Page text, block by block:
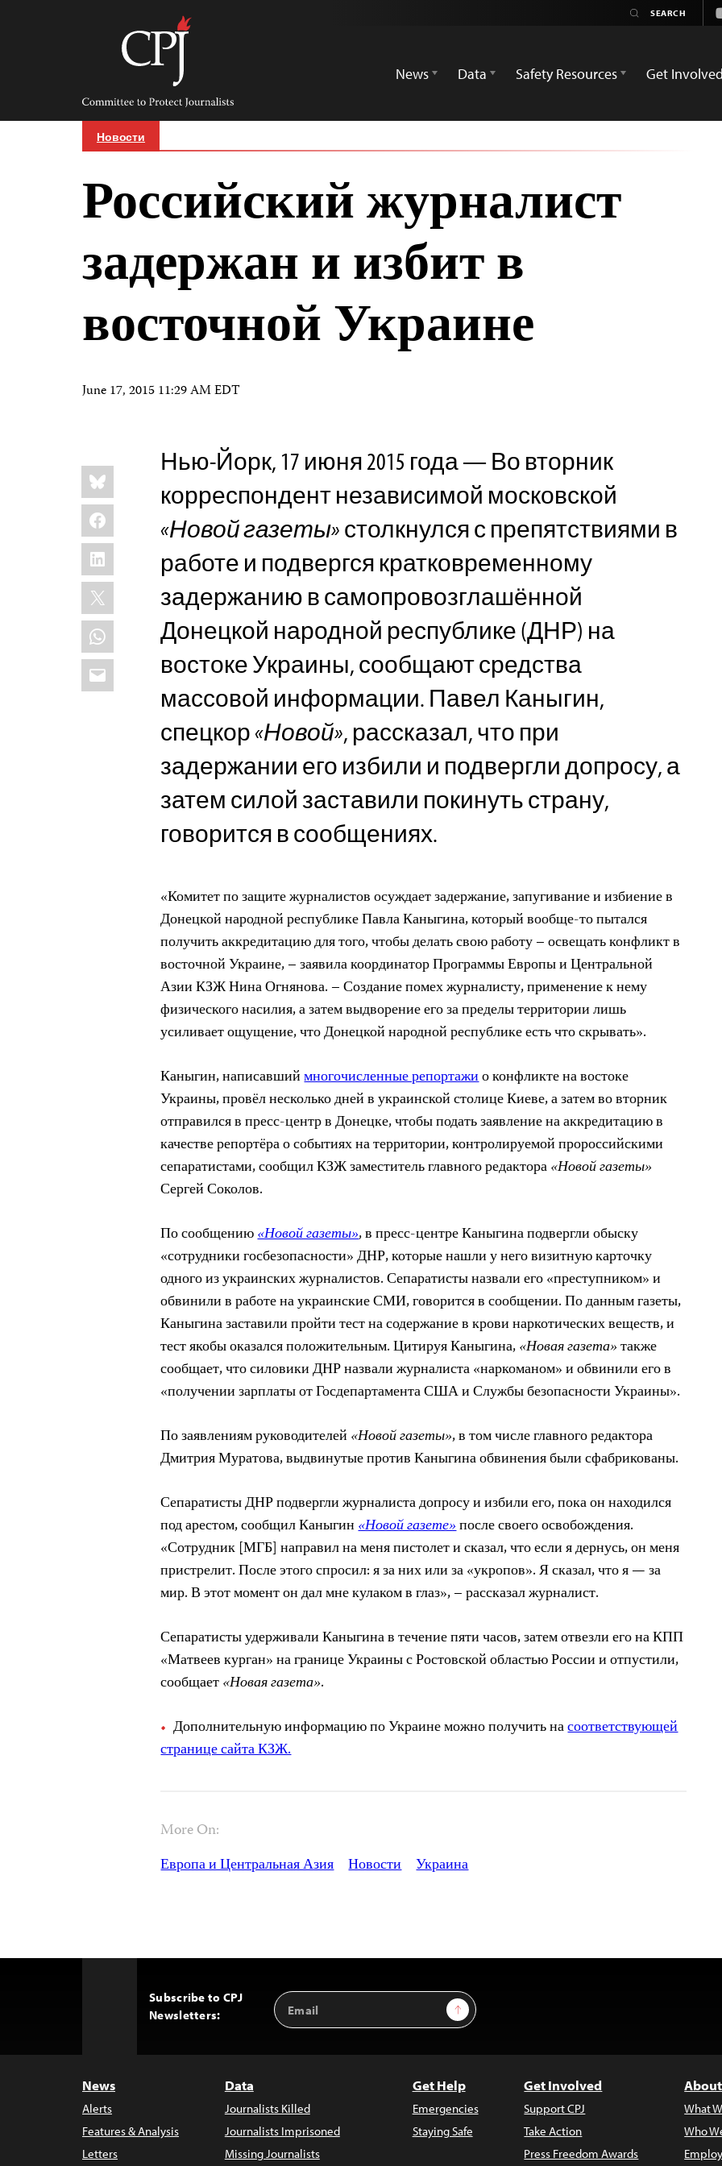
Committee
Protect
Journalists
News
Data Safety Resources Get Involved
Новости
Российский журналист
задержан и избит в
восточной Украине
June 17, 2015 11:29 AM EDT
Share
this:
Bluesky
Facebook
LinkedIn
X
WhatsApp
Email
Нью-Йорк, 17 июня 2015 года — Во вторник
корреспондент независимой московской
«Новой газеты»столкнулся с препятствиями в
работе и подвергся кратковременному
задержанию в самопровозглашённой
Донецкой народной республике (ДНР) на
востоке Украины, сообщают средства
массовой информации. Павел Каныгин,
спецкор«Новой», рассказал, что при
задержании его избили и подвергли допросу, а
затем силой заставили покинуть страну,
говорится в сообщениях.
«Комитет по защите журналистов осуждает задержание, запугивание и избиение в
Донецкой народной республике Павла Каныгина, который вообще-то пытался
получить аккредитацию для того, чтобы делать свою работу – освещать конфликт в
восточной Украине, – заявила координатор Программы Европы и Центральной
Азии КЗЖ Нина Огнянова. – Создание помех журналисту, применение к нему
физического насилия, а затем выдворение его за пределы территории лишь
усиливает ощущение, что Донецкой народной республике есть что скрывать».
Каныгин, написавшиймногочисленные репортажио конфликте на востоке
Украины, провёл несколько дней в украинской столице Киеве, а затем во вторник
отправился в пресс-центр в Донецке, чтобы подать заявление на аккредитацию в
качестве репортёра о событиях на территории, контролируемой пророссийскими
сепаратистами, сообщил КЗЖ заместитель главного редактора«Новой газеты»
Сергей Соколов.
По сообщению«Новой газеты», в пресс-центре Каныгина подвергли обыску
«сотрудники госбезопасности» ДНР, которые нашли у него визитную карточку
одного из украинских журналистов. Сепаратисты назвали его «преступником» и
обвинили в работе на украинские СМИ, говорится в сообщении. По данным газеты,
Каныгина заставили пройти тест на содержание в крови наркотических веществ, и
тест якобы оказался положительным. Цитируя Каныгина,«Новая газета»также
сообщает, что силовики ДНР назвали журналиста «наркоманом» и обвинили его в
«получении зарплаты от Госдепартамента США и Службы безопасности Украины».
По заявлениям руководителей «Новой газеты», в том числе главного редактора
Дмитрия Муратова, выдвинутые против Каныгина обвинения были сфабрикованы.
Сепаратисты ДНР подвергли журналиста допросу и избили его, пока он находился
под арестом, сообщил Каныгин«Новой газете»после своего освобождения.
«Сотрудник [МГБ] направил на меня пистолет и сказал, что если я дернусь, он меня
пристрелит. После этого спросил: я за них или за «укропов». Я сказал, что я — за
мир. В этот момент он дал мне кулаком в глаз», – рассказал журналист.
Сепаратисты удерживали Каныгина в течение пяти часов, затем отвезли его на КПП
«Матвеев курган» на границе Украины с Ростовской областью России и отпустили,
сообщает«Новая газета».
Дополнительную информацию по Украине можно получить насоответствующей
странице сайта КЗЖ.
More On:
Европа и Центральная Азия Новости Украина
Subscribe to CPJ
Newsletters:
Email
Address
Sign Up
News
Alerts
Features & Analysis
Letters
Data
Journalists Killed
Journalists Imprisoned
Missing Journalists
Get Help
Emergencies
Staying Safe
Get Involved
Support CPJ
Take Action
Press Freedom Awards
What
Who